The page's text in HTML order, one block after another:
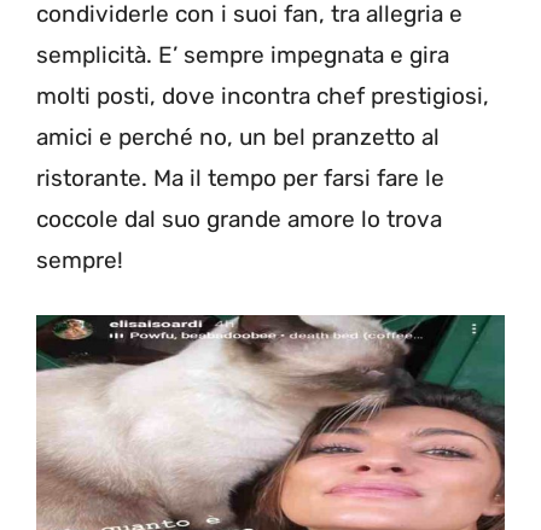
condividerle con i suoi fan, tra allegria e
semplicità. E’ sempre impegnata e gira
molti posti, dove incontra chef prestigiosi,
amici e perché no, un bel pranzetto al
ristorante. Ma il tempo per farsi fare le
coccole dal suo grande amore lo trova
sempre!